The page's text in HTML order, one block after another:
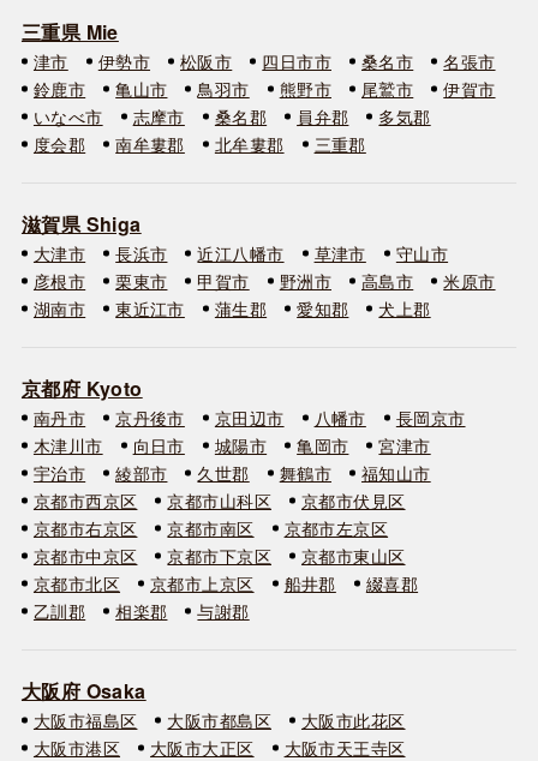
三重県 Mie
津市 伊勢市 松阪市 四日市市 桑名市
名張市
鈴鹿市
亀山市 鳥羽市 熊野市 尾鷲市
伊賀市
いなべ市
志摩市 桑名郡 員弁郡
多気郡
度会郡
南牟婁郡 北牟婁郡 三重郡
滋賀県 Shiga
大津市 長浜市 近江八幡市 草津市
守山市
彦根市
栗東市 甲賀市 野洲市 高島市
米原市
湖南市
東近江市 蒲生郡 愛知郡 犬上郡
京都府 Kyoto
南丹市 京丹後市 京田辺市 八幡市
長岡京市
木津川市
向日市 城陽市 亀岡市
宮津市
宇治市
綾部市 久世郡 舞鶴市
福知山市
京都市西京区
京都市山科区
京都市伏見区
京都市右京区
京都市南区
京都市左京区
京都市中京区
京都市下京区
京都市東山区
京都市北区
京都市上京区 船井郡
綴喜郡
乙訓郡
相楽郡 与謝郡
大阪府 Osaka
大阪市福島区 大阪市都島区
大阪市此花区
大阪市港区
大阪市大正区
大阪市天王寺区